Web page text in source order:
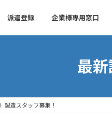
派遣登録 企業様専用窓口
最
製造スタッフ募集！